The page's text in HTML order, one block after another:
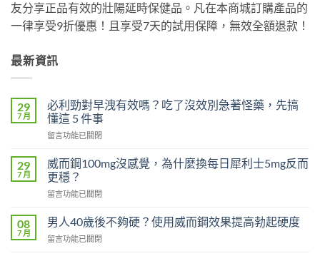
友分享正品有效的壯陽延時保健品。凡在本商城訂購產品的
一律享受9折優惠！且享受7天的試用保障，無效全額退款！
最新資訊
29
7 月
必利勁對早洩有效嗎？吃了沒效別急著怪藥，先搞
懂這 5 件事
在
利
勁
對
早
有
嗎？
留言功能已關閉
29
7 月
威而鋼100mg沒感覺，為什麼換每日犀利士5mg反而
更穩？
在
而
鋼
100mg
留言功能已關閉
08
7 月
男人40歲後不夠硬？使用威而鋼效果提高勃起硬度
在
留言功能已關閉